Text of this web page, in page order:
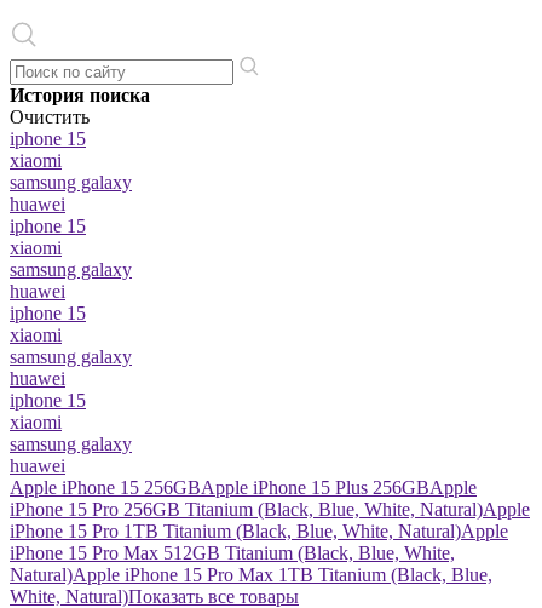
История поиска
Очистить
iphone 15
xiaomi
samsung galaxy
huawei
iphone 15
xiaomi
samsung galaxy
huawei
iphone 15
xiaomi
samsung galaxy
huawei
iphone 15
xiaomi
samsung galaxy
huawei
Apple iPhone 15 256GBApple iPhone 15 Plus 256GBApple
iPhone 15 Pro 256GB Titanium (Black, Blue, White, Natural)Apple
iPhone 15 Pro 1TB Titanium (Black, Blue, White, Natural)Apple
iPhone 15 Pro Max 512GB Titanium (Black, Blue, White,
Natural)Apple iPhone 15 Pro Max 1TB Titanium (Black, Blue,
White, Natural)Показать все товары